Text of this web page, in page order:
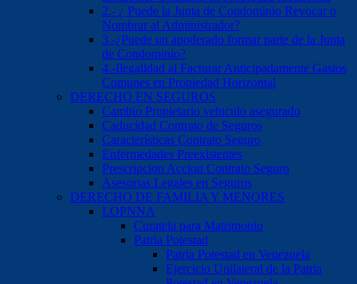
2.- ¿ Puede la Junta de Condominio Revocar o
Nombrar al Administrador?
3.-¿Puede un apoderado formar parte de la Junta
de Condominio?
4.-Ilegalidad al Facturar Anticipadamente Gastos
Comunes en Propiedad Horizontal
DERECHO EN SEGUROS
Cambio Propietario vehiculo asegurado
Caducidad Contrato de Seguros
Características Contrato Seguro
Enfermedades Preexistentes
Prescripcion Accion Contrato Seguro
Asesorias Legales en Seguros
DERECHO DE FAMILIA Y MENORES
LOPNNA
Curatela para Matrimonio
Patria Potestad
Patria Potestad en Venezuela
Ejercicio Unilateral de la Patria